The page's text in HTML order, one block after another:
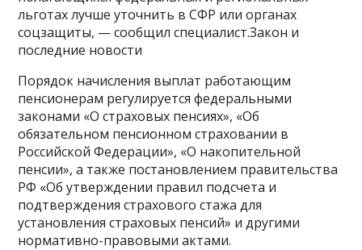
льготах лучше уточнить в СФР или органах
соцзащиты, — сообщил специалист.Закон и
последние новости
Порядок начисления выплат работающим
пенсионерам регулируется федеральными
законами «О страховых пенсиях», «Об
обязательном пенсионном страховании в
Российской Федерации», «О накопительной
пенсии», а также постановлением правительства
РФ «Об утверждении правил подсчета и
подтверждения страхового стажа для
установления страховых пенсий» и другими
нормативно-правовыми актами.